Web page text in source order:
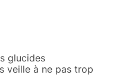
glucides
veille à ne pas trop